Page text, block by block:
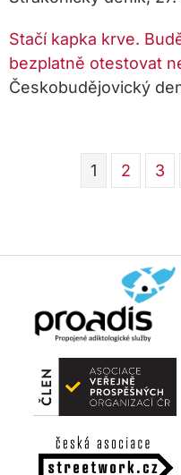
Stačí kapka krve.
bezplatně otestovat
Českobudějovický
1 2 3